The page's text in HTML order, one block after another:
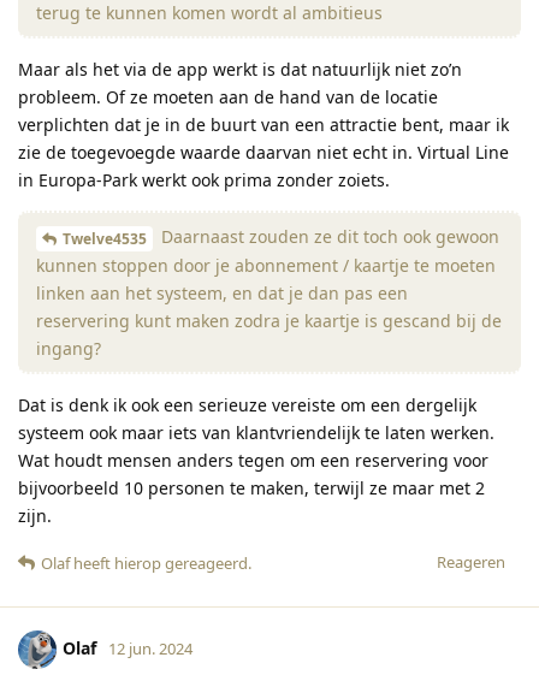
terug te kunnen komen wordt al ambitieus
Maar als het via de app werkt is dat natuurlijk niet zo’n
probleem. Of ze moeten aan de hand van de locatie
verplichten dat je in de buurt van een attractie bent, maar ik
zie de toegevoegde waarde daarvan niet echt in. Virtual Line
in Europa-Park werkt ook prima zonder zoiets.
Twelve4535
Daarnaast zouden ze dit toch ook gewoon
kunnen stoppen door je abonnement / kaartje te moeten
linken aan het systeem, en dat je dan pas een
reservering kunt maken zodra je kaartje is gescand bij de
ingang?
Dat is denk ik ook een serieuze vereiste om een dergelijk
systeem ook maar iets van klantvriendelijk te laten werken.
Wat houdt mensen anders tegen om een reservering voor
bijvoorbeeld 10 personen te maken, terwijl ze maar met 2
zijn.
Reageren
Olafheeft hierop gereageerd.
Olaf 12 jun. 2024